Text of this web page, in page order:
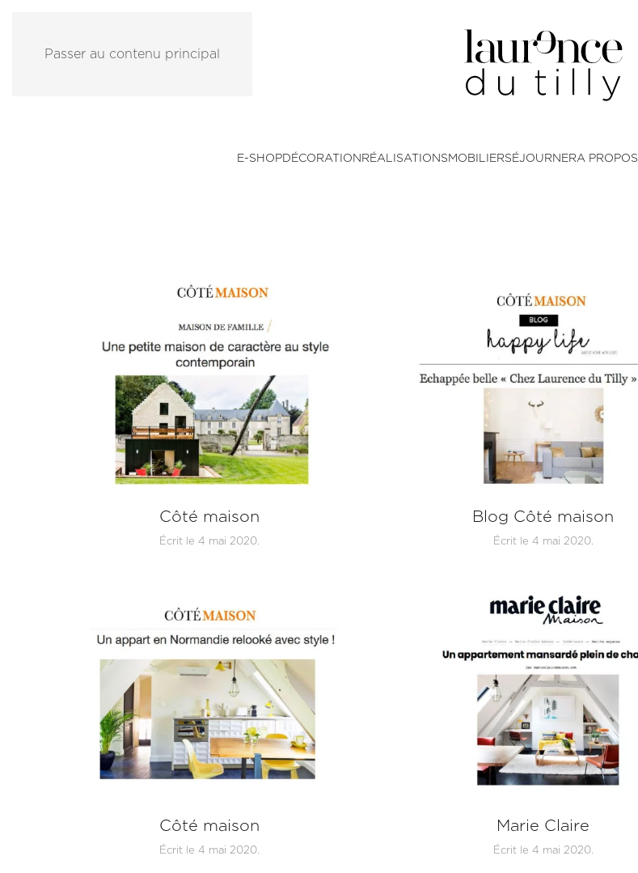
Passer au contenu principal
E-SHOPDÉCORATION RÉALISATIONS MOBILIERSÉJOURNERA PROPOS
Côté maison
Écrit le 4 mai 2020.
Blog Côté maison
Écrit le 4 mai 2020.
Côté maison
Écrit le 4 mai 2020.
Marie Claire
Écrit le 4 mai 2020.